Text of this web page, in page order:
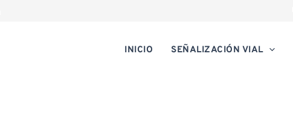
INICIO SEÑALIZACIÓN VIAL